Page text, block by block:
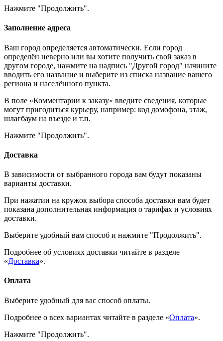
Нажмите "Продолжить".
Заполнение адреса
Ваш город определяется автоматически. Если город
определён неверно или вы хотите получить свой заказ в
другом городе, нажмите на надпись "Другой город" начините
вводить его название и выберите из списка название вашего
региона и населённого пункта.
В поле «Комментарии к заказу» введите сведения, которые
могут пригодиться курьеру, например: код домофона, этаж,
шлагбаум на въезде и т.п.
Нажмите "Продолжить".
Доставка
В зависимости от выбранного города вам будут показаны
варианты доставки.
При нажатии на кружок выбора способа доставки вам будет
показана дополнительная информация о тарифах и условиях
доставки.
Выберите удобный вам способ и нажмите "Продолжить".
Подробнее об условиях доставки читайте в разделе
«Доставка».
Оплата
Выберите удобный для вас способ оплаты.
Подробнее о всех вариантах читайте в разделе «Оплата».
Нажмите "Продолжить".